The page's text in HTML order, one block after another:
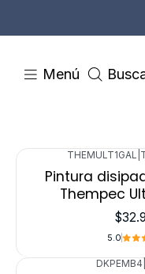
Menú
THEMULT1GAL
Pintura
Thempec
5.0
DKPEMB4